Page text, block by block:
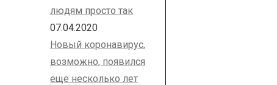
людям просто так
07.04.2020
Новый коронавирус,
возможно, появился
еще несколько лет